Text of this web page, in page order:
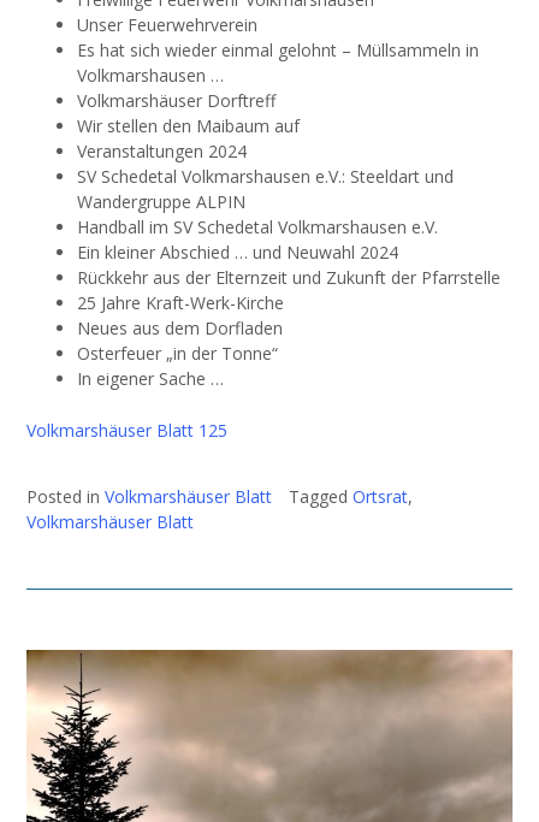
Unser Feuerwehrverein
Es hat sich wieder einmal gelohnt – Müllsammeln in
Volkmarshausen …
Volkmarshäuser Dorftreff
Wir stellen den Maibaum auf
Veranstaltungen 2024
SV Schedetal Volkmarshausen e.V.: Steeldart und
Wandergruppe ALPIN
Handball im SV Schedetal Volkmarshausen e.V.
Ein kleiner Abschied … und Neuwahl 2024
Rückkehr aus der Elternzeit und Zukunft der Pfarrstelle
25 Jahre Kraft-Werk-Kirche
Neues aus dem Dorfladen
Osterfeuer „in der Tonne“
In eigener Sache …
Volkmarshäuser Blatt 125
Posted in Volkmarshäuser Blatt Tagged Ortsrat,
Volkmarshäuser Blatt